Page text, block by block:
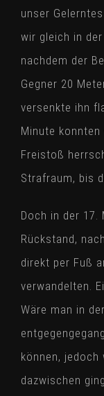
unser
wir gleich in
nachdem der
Gegner 20
versenkte ihn
Minute
Freistoß
Strafraum, bis
Doch in der 17.
Rückstand,
direkt per Fuß
verwandelten.
Wäre man in
können,
dazwischen